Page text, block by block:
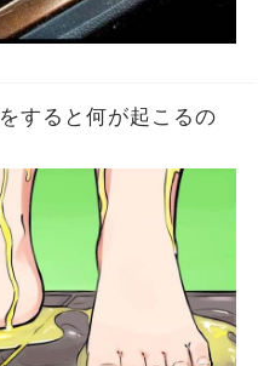
すると何が起こるの